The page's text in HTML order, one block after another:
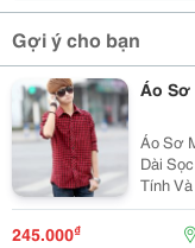
Gợi ý cho bạn
Áo Sơ
Áo Sơ Mi
Dài
Tính Và Hiện
Giúp
245.000₫